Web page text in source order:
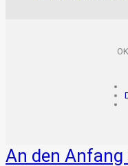
An den Anfang